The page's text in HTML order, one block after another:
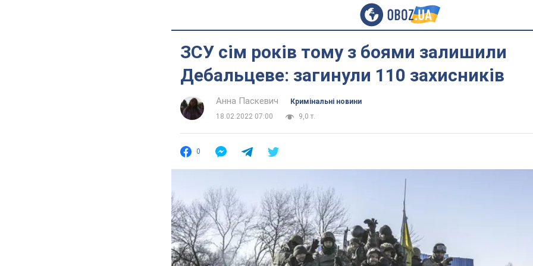
ЗСУ сім років тому з боями залишили
Дебальцеве: загинули 110 захисників
Анна Паскевич
Кримінальні новини
18.02.2022 07:00
9,0 т.
0